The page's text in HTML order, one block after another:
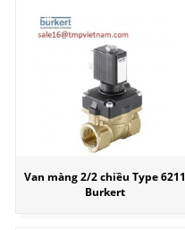
Van màng 2/2 chiều Type 6211
Burkert